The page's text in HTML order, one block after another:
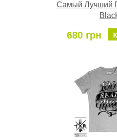
Самый Лучший
680 грн